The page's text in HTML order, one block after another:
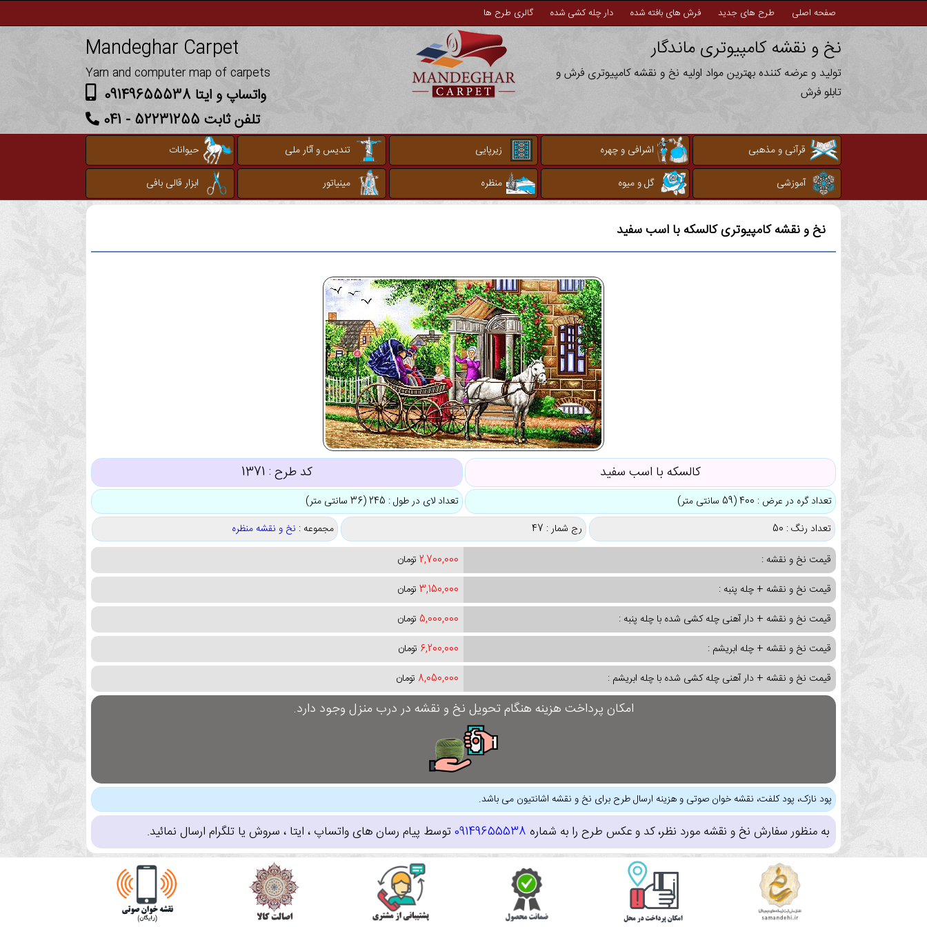
صفحه اصلی طرح های جدید فرش های بافته شده دار چله کشی شده گالری طرح ها
نخ و نقشه کامپیوتری ماندگار
تولید و عرضه کننده بهترین مواد اولیه نخ و نقشه کامپیوتری فرش و
تابلو فرش
Mandeghar Carpet
Yarn and computer map of carpets
واتساپ و ایتا 09149655538
تلفن ثابت 52231255 - 041
قرآنی و مذهبی اشرافی و چهره زیرپایی تندیس و آثار ملی
حیوانات
آموزشی
گل و میوه منظره مینیاتور ابزار قالی بافی
نخ و نقشه کامپیوتریکالسکه با اسب سفید
کالسکه با اسب سفید کد طرح : 1371
تعداد گره در عرض : 400 (59 سانتی متر)
تعداد لای در طول : 245 (36 سانتی متر)
تعداد رنگ : 50
رج شمار : 47 مجموعه : نخ و نقشه منظره
قیمت نخ و نقشه :
2,700,000 تومان
قیمت نخ و نقشه + چله پنبه :
3,150,000 تومان
قیمت نخ و نقشه + دار آهنی چله کشی شده با چله پنبه :
5,000,000 تومان
قیمت نخ و نقشه + چله ابریشم :
6,200,000 تومان
قیمت نخ و نقشه + دار آهنی چله کشی شده با چله ابریشم :
8,050,000 تومان
امکان پرداخت هزینه هنگام تحویل نخ و نقشه در درب منزل وجود دارد.
پود نازک، پود کلفت، نقشه خوان صوتی و هزینه ارسال طرح برای نخ و نقشه اشانتیون می باشد.
به منظور سفارش نخ و نقشه مورد نظر، کد و عکس طرح را به شماره 09149655538توسط پیام رسان های واتساپ ، ایتا ، سروش یا تلگرام ارسال نمائید.